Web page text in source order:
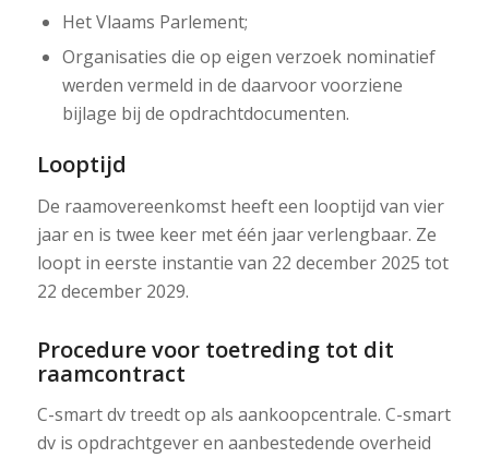
Het Vlaams Parlement;
Organisaties die op eigen verzoek nominatief
werden vermeld in de daarvoor voorziene
bijlage bij de opdrachtdocumenten.
Looptijd
De raamovereenkomst heeft een looptijd van vier
jaar en is twee keer met één jaar verlengbaar. Ze
loopt in eerste instantie van 22 december 2025 tot
22 december 2029.
Procedure voor toetreding tot dit
raamcontract
C-smart dv treedt op als aankoopcentrale. C-smart
dv is opdrachtgever en aanbestedende overheid